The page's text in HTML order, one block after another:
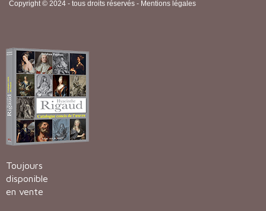
Copyright © 2024 - tous droits réservés - Mentions légales
Toujours
disponible
en vente